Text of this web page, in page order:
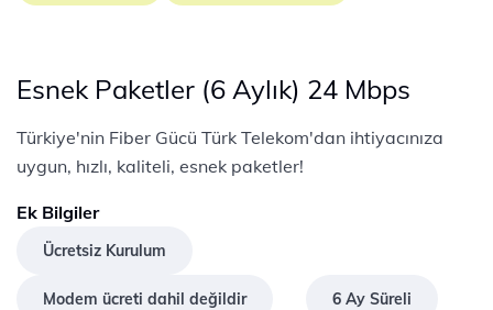
Esnek Paketler (6 Aylık) 24 Mbps
Türkiye'nin Fiber Gücü Türk Telekom'dan ihtiyacınıza
uygun, hızlı, kaliteli, esnek paketler!
Ek Bilgiler
Ücretsiz Kurulum
Modem ücreti dahil değildir 6 Ay Süreli